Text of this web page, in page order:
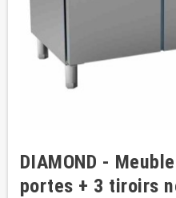
DIAMOND -
portes + 3 tiroirs